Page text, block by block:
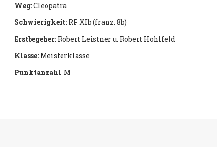
Weg:Cleopatra
Schwierigkeit: RP XIb (franz. 8b)
Erstbegeher: Robert Leistner u. Robert Hohlfeld
Klasse: Meisterklasse
Punktanzahl: M